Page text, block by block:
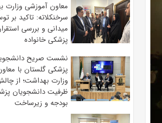
معاون آموزشی وزارت
سرخنکلاته: تاکید بر
میدانی و بررسی
پزشکی ‌خانواده
نشست صریح
پزشکی گلستان با
وزارت بهداشت؛ از
ظرفیت دانشجویان
بودجه و زیرساخت